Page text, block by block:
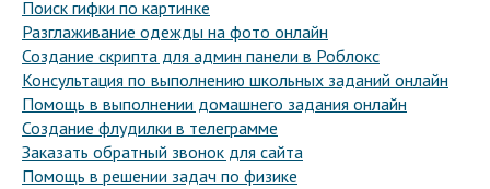
Поиск гифки по картинке
Разглаживание одежды на фото онлайн
Создание скрипта для админ панели в Роблокс
Консультация по выполнению школьных заданий онлайн
Помощь в выполнении домашнего задания онлайн
Создание флудилки в телеграмме
Заказать обратный звонок для сайта
Помощь в решении задач по физике